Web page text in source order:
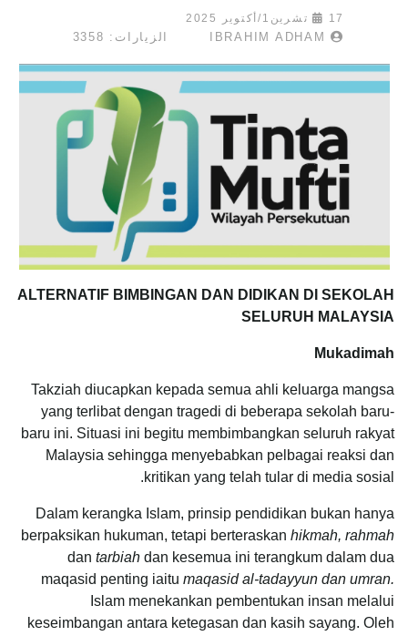
17 تشرين1/أكتوير 2025
IBRAHIM ADHAM الزيارات: 3358
ALTERNATIF BIMBINGAN DAN DIDIKAN DI SEKOLAH
SELURUH MALAYSIA
Mukadimah
Takziah diucapkan kepada semua ahli keluarga mangsa
yang terlibat dengan tragedi di beberapa sekolah baru-
baru ini. Situasi ini begitu membimbangkan seluruh rakyat
Malaysia sehingga menyebabkan pelbagai reaksi dan
kritikan yang telah tular di media sosial.
Dalam kerangka Islam, prinsip pendidikan bukan hanya
berpaksikan hukuman, tetapi berteraskan hikmah, rahmah
dan tarbiah dan kesemua ini terangkum dalam dua
maqasid penting iaitu maqasid al-tadayyun dan umran.
Islam menekankan pembentukan insan melalui
keseimbangan antara ketegasan dan kasih sayang. Oleh